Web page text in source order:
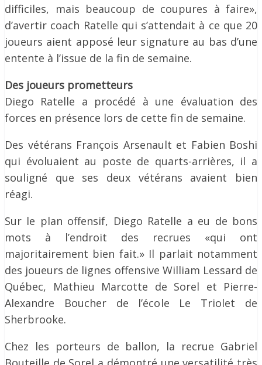
difficiles, mais beaucoup de coupures à faire»,
d’avertir coach Ratelle qui s’attendait à ce que 20
joueurs aient apposé leur signature au bas d’une
entente à l’issue de la fin de semaine.
Des joueurs prometteurs
Diego Ratelle a procédé à une évaluation des
forces en présence lors de cette fin de semaine.
Des vétérans François Arsenault et Fabien Boshi
qui évoluaient au poste de quarts-arrières, il a
souligné que ses deux vétérans avaient bien
réagi.
Sur le plan offensif, Diego Ratelle a eu de bons
mots à l’endroit des recrues «qui ont
majoritairement bien fait.» Il parlait notamment
des joueurs de lignes offensive William Lessard de
Québec, Mathieu Marcotte de Sorel et Pierre-
Alexandre Boucher de l’école Le Triolet de
Sherbrooke.
Chez les porteurs de ballon, la recrue Gabriel